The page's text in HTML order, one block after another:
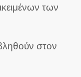
των
στον